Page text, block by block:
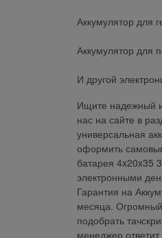
Аккумулятор для
Аккумулятор для
И другой
Ищите надежный
нас на сайте в
универсальная
оформить
батарея 4x20x35
электронными
Гарантия на
месяца.
подобрать
менеджер